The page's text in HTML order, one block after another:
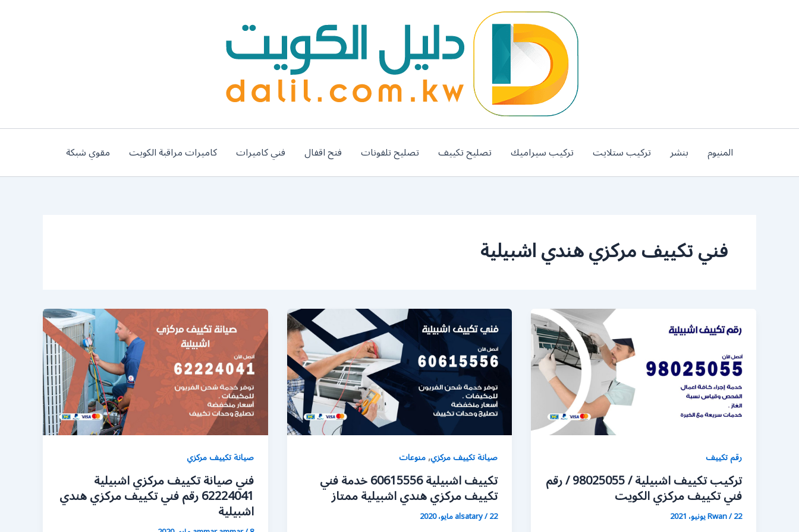
المنيوم بنشر تركيب ستلايت تركيب سيراميك تصليح تكييف تصليح تلفونات فتح اقفال فني كاميرات كاميرات مراقبة الكويت مقوي شبكة
فني تكييف مركزي هندي اشبيلية
رقم تكييف
تركيب تكييف اشبيلية / 98025055 / رقم
فني تكييف مركزي الكويت
Rwan/22 يونيو، 2021
صيانة تكييف مركزي,منوعات
تكييف اشبيلية 60615556 خدمة فني
تكييف مركزي هندي اشبيلية ممتاز
alsatary/22 مايو، 2020
صيانة تكييف مركزي
فني صيانة تكييف مركزي اشبيلية
62224041 رقم فني تكييف مركزي هندي
اشبيلية